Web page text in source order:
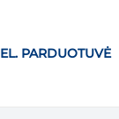
EL. PARDUOTUVĖ